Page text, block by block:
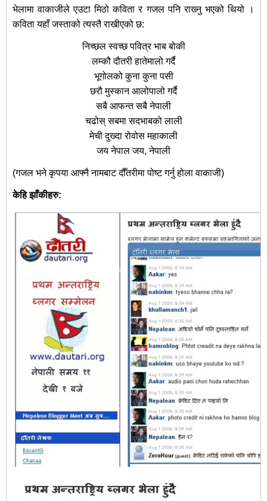
भेलामा वाकाजीले एउटा मिठो कविता र गजल पनि राख्‍नु भएको थियो ।
कविता यहाँ जस्ताको त्यस्तै राखीएको छ:
निच्छल स्वच्छ पवित्र भाब बोकी
लम्कौ दौतरी हातेमालो गर्दै
भूगोलको कुना कुना पसी
छरौ मुस्कान आलोपालो गर्दै
सबै आफन्त सबै नेपाली
चढोस् सबमा सदभाबको लाली
मेची दुख्दा रोवोस महाकाली
जय नेपाल जय, नेपाली
(गजल भने कृपया आफ्नै नामबाट दौँतरीमा पोष्ट गर्नु होला वाकाजी)
केहि झाँकीहरु: